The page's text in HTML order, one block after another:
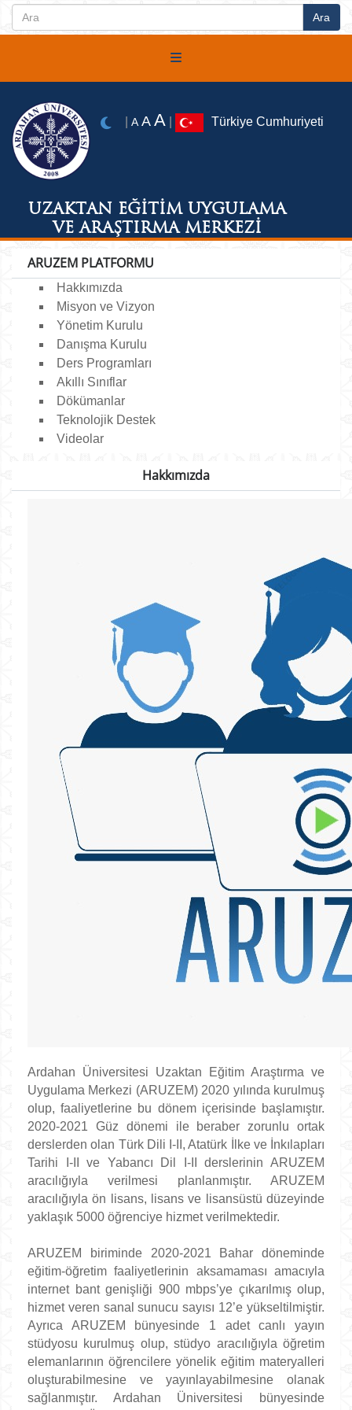
UZAKTAN EĞİTİM UYGULAMA
VE ARAŞTIRMA MERKEZİ
A A A Türkiye Cumhuriyeti
ARUZEM PLATFORMU
Hakkımızda
Misyon ve Vizyon
Yönetim Kurulu
Danışma Kurulu
Ders Programları
Akıllı Sınıflar
Dökümanlar
Teknolojik Destek
Videolar
Hakkımızda
Ardahan Üniversitesi Uzaktan Eğitim Araştırma ve
Uygulama Merkezi (ARUZEM) 2020 yılında kurulmuş
olup, faaliyetlerine bu dönem içerisinde başlamıştır.
2020-2021 Güz dönemi ile beraber zorunlu ortak
derslerden olan Türk Dili I-II, Atatürk İlke ve İnkılapları
Tarihi I-II ve Yabancı Dil I-II derslerinin ARUZEM
aracılığıyla verilmesi planlanmıştır. ARUZEM
aracılığıyla ön lisans, lisans ve lisansüstü düzeyinde
yaklaşık 5000 öğrenciye hizmet verilmektedir.
ARUZEM biriminde 2020-2021 Bahar döneminde
eğitim-öğretim faaliyetlerinin aksamaması amacıyla
internet bant genişliği 900 mbps’ye çıkarılmış olup,
hizmet veren sanal sunucu sayısı 12’e yükseltilmiştir.
Ayrıca ARUZEM bünyesinde 1 adet canlı yayın
stüdyosu kurulmuş olup, stüdyo aracılığıyla öğretim
elemanlarının öğrencilere yönelik eğitim materyalleri
oluşturabilmesine ve yayınlayabilmesine olanak
sağlanmıştır. Ardahan Üniversitesi bünyesinde